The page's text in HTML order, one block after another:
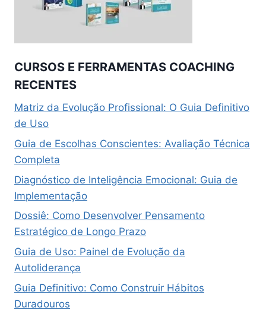
CURSOS E FERRAMENTAS COACHING
RECENTES
Matriz da Evolução Profissional: O Guia Definitivo
de Uso
Guia de Escolhas Conscientes: Avaliação Técnica
Completa
Diagnóstico de Inteligência Emocional: Guia de
Implementação
Dossiê: Como Desenvolver Pensamento
Estratégico de Longo Prazo
Guia de Uso: Painel de Evolução da
Autoliderança
Guia Definitivo: Como Construir Hábitos
Duradouros